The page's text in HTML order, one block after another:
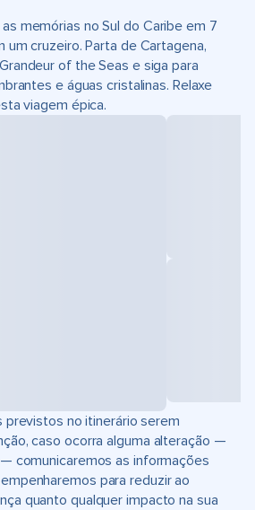
memórias no Sul do Caribe em 7
cruzeiro. Parta de Cartagena,
of the Seas e siga para
e águas cristalinas. Relaxe
viagem épica.
previstos no itinerário serem
caso ocorra alguma alteração —
comunicaremos as informações
para reduzir ao
quanto qualquer impacto na sua